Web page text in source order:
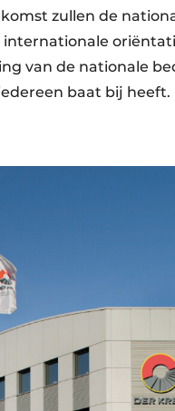
zullen de
van de nationale
baat bij heeft.